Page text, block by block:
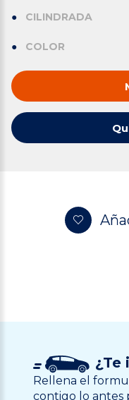
CILINDRADA
COLOR
¿Te
Rellena el
contigo lo antes